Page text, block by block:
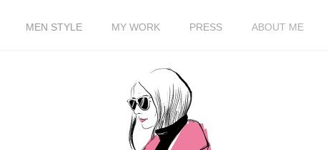
MEN STYLE MY WORK PRESS ABOUT ME